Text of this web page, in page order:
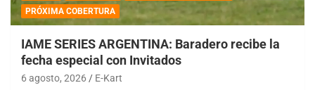
PRÓXIMA COBERTURA
IAME SERIES ARGENTINA: Baradero recibe la
fecha especial con Invitados
6 agosto, 2026 E-Kart